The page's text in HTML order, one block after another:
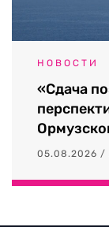
НОВОСТИ
«Сдача
05.08.2026 /